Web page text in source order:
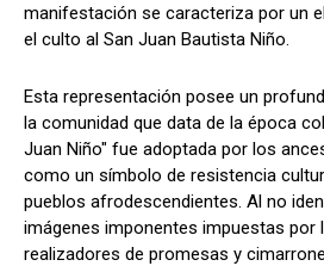
manifestación se caracteriza por un
el culto al San Juan Bautista Niño.
Esta representación posee un
la comunidad que data de la época
Juan Niño" fue adoptada por los
como un símbolo de resistencia
pueblos afrodescendientes. Al no
imágenes imponentes impuestas por
realizadores de promesas y